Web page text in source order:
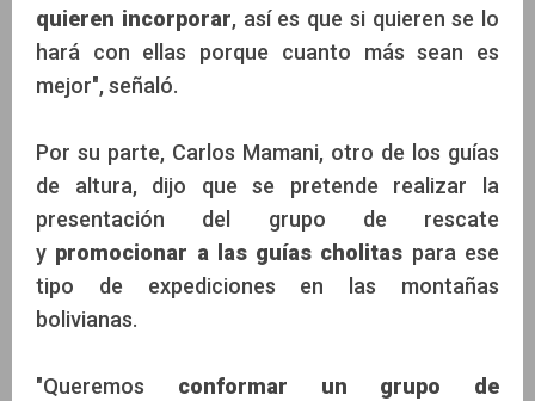
quieren incorporar, así es que si quieren se lo
hará con ellas porque cuanto más sean es
mejor", señaló.
Por su parte, Carlos Mamani, otro de los guías
de altura, dijo que se pretende realizar la
presentación del grupo de rescate
y promocionar a las guías cholitas para ese
tipo de expediciones en las montañas
bolivianas.
"Queremos conformar un grupo de